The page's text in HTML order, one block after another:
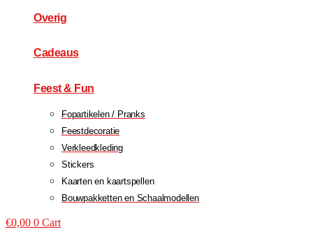
Overig
Cadeaus
Feest & Fun
Fopartikelen / Pranks
Feestdecoratie
Verkleedkleding
Stickers
Kaarten en kaartspellen
Bouwpakketten en Schaalmodellen
€0,00 0 Cart